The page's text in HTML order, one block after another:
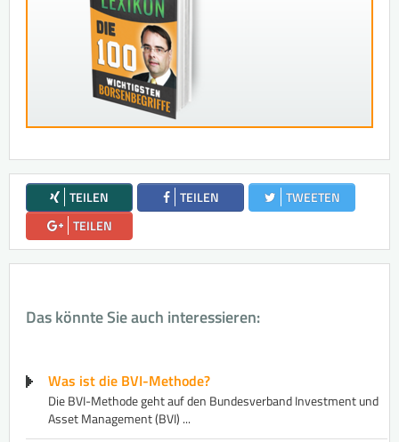
TEILEN TEILEN
TWEETEN
TEILEN
Das könnte Sie auch interessieren:
Was ist die BVI-Methode?
​Die BVI-Methode geht auf den Bundesverband Investment und
Asset Management (BVI) ...